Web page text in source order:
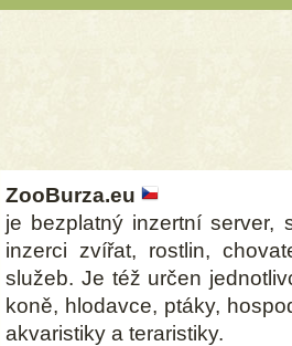
ZooBurza.eu
je bezplatný inzertní server,
inzerci zvířat, rostlin,
služeb. Je též určen
koně, hlodavce, ptáky,
akvaristiky a teraristiky.